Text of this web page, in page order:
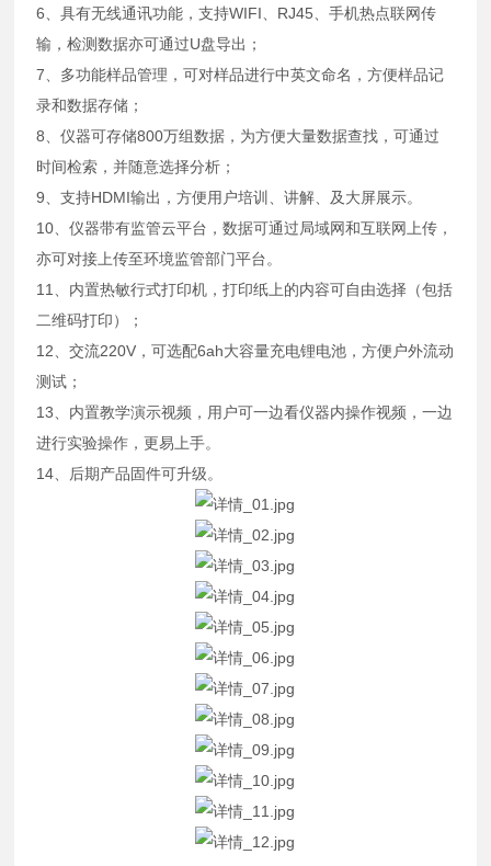
6、具有无线通讯功能，支持WIFI、RJ45、手机热点联网传
输，检测数据亦可通过U盘导出；
7、多功能样品管理，可对样品进行中英文命名，方便样品记
录和数据存储；
8、仪器可存储800万组数据，为方便大量数据查找，可通过
时间检索，并随意选择分析；
9、支持HDMI输出，方便用户培训、讲解、及大屏展示。
10、仪器带有监管云平台，数据可通过局域网和互联网上传，
亦可对接上传至环境监管部门平台。
11、内置热敏行式打印机，打印纸上的内容可自由选择（包括
二维码打印）；
12、交流220V，可选配6ah大容量充电锂电池，方便户外流动
测试；
13、内置教学演示视频，用户可一边看仪器内操作视频，一边
进行实验操作，更易上手。
14、后期产品固件可升级。